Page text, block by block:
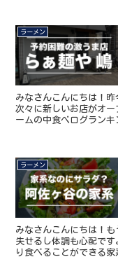
ラーメン
みなさんこんにちは！
次々に新しいお店がオ
ームの中食べログラン
ラーメン
みなさんこんにちは！
失せるし体調も心配で
り食べることができる